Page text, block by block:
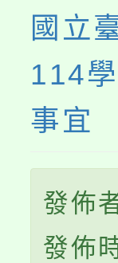
國立
114
事宜
發佈
發佈